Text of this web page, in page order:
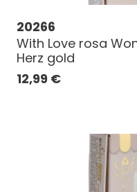
20266
With Love rosa
Herz gold
12,99 €